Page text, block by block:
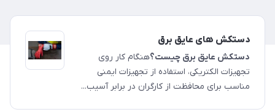
دستکش های عایق برق
دستکش عایق برق چیست؟هنگام کار روی
تجهیزات الکتریکی، استفاده از تجهیزات ایمنی
مناسب برای محافظت از کارگران در برابر آسیب...